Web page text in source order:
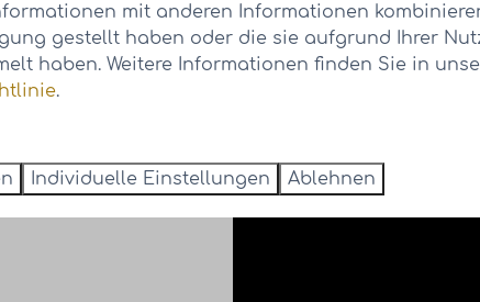
mit anderen Informationen
gestellt haben oder die sie aufgrund Ihrer
haben. Weitere Informationen finden Sie in
.
Individuelle Einstellungen Ablehnen